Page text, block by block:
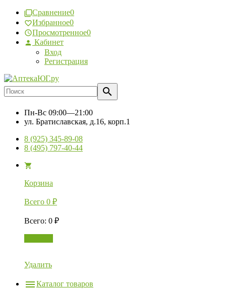
Сравнение0
Избранное0
Просмотренное0
Кабинет
Вход
Регистрация
Пн-Вс 09:00—21:00
ул. Братиславская, д.16, корп.1
8 (925) 345-89-08
8 (495) 797-40-44
Корзина
Всего 0 ₽
Всего: 0 ₽
Удалить
Каталог товаров